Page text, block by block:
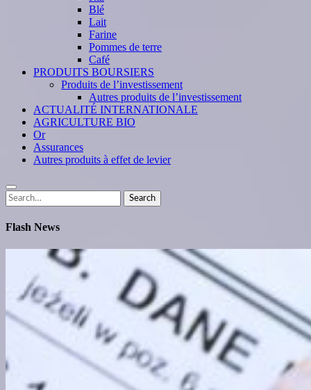
Blé
Lait
Farine
Pommes de terre
Café
PRODUITS BOURSIERS
Produits de l’investissement
Autres produits de l’investissement
ACTUALITÉ INTERNATIONALE
AGRICULTURE BIO
Or
Assurances
Autres produits à effet de levier
Search
for:
Search
Flash News